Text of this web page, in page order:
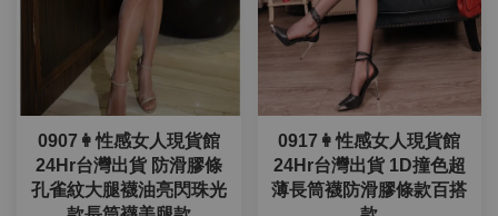
0907👩性感女人現貨館
24Hr台灣出貨 防滑膠條
孔雀紋大腿襪油亮閃珠光
0917👩性感女人現貨館
24Hr台灣出貨 1D撞色超
薄長筒襪防滑膠條款百搭